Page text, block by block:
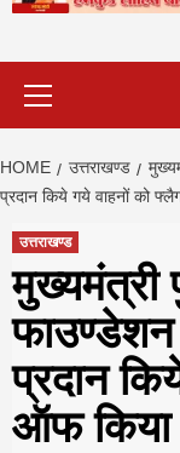
HOME उत्तराखण्ड
प्रदान किये गये वाहनों को
उत्तराखण्ड
मुख्यमंत्री
फाउण्डेशन
प्रदान
ऑफ किया